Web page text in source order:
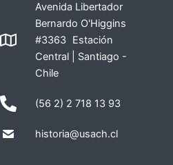
Avenida Libertador
Bernardo O'Higgins
#3363 Estación
Central | Santiago -
Chile
(56 2) 2 718 13 93
historia@usach.cl